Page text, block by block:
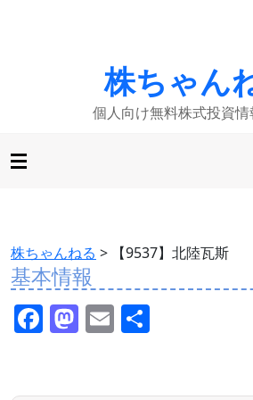
株ちゃん
個人向け無料株式投資情
株ちゃんねる > 【9537】北陸瓦斯
基本情報
F M E